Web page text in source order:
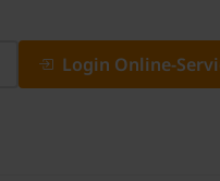
Login Online-